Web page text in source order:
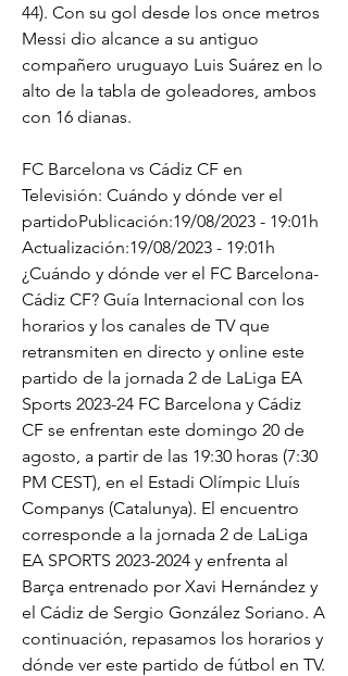
44). Con su gol desde los once metros
Messi dio alcance a su antiguo
compañero uruguayo Luis Suárez en lo
alto de la tabla de goleadores, ambos
con 16 dianas.
FC Barcelona vs Cádiz CF en
Televisión: Cuándo y dónde ver el
partidoPublicación:19/08/2023 - 19:01h
Actualización:19/08/2023 - 19:01h
¿Cuándo y dónde ver el FC Barcelona-
Cádiz CF? Guía Internacional con los
horarios y los canales de TV que
retransmiten en directo y online este
partido de la jornada 2 de LaLiga EA
Sports 2023-24 FC Barcelona y Cádiz
CF se enfrentan este domingo 20 de
agosto, a partir de las 19:30 horas (7:30
PM CEST), en el Estadi Olímpic Lluís
Companys (Catalunya). El encuentro
corresponde a la jornada 2 de LaLiga
EA SPORTS 2023-2024 y enfrenta al
Barça entrenado por Xavi Hernández y
el Cádiz de Sergio González Soriano. A
continuación, repasamos los horarios y
dónde ver este partido de fútbol en TV.